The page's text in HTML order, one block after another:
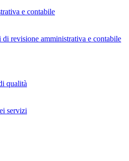
e contabile
revisione amministrativa e contabile
qualità
servizi